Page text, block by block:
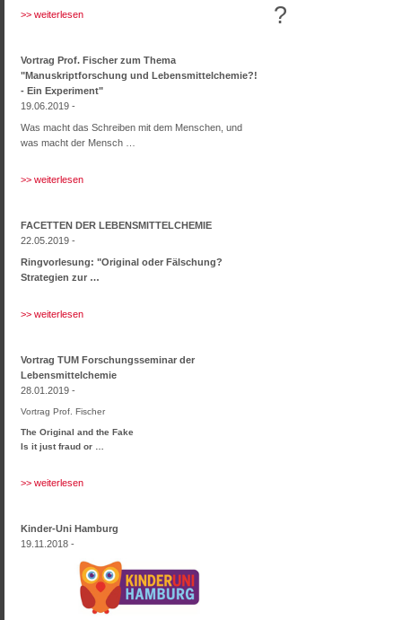
>> weiterlesen
Vortrag Prof. Fischer zum Thema
"Manuskriptforschung und Lebensmittelchemie?!
- Ein Experiment"
19.06.2019 -
Was macht das Schreiben mit dem Menschen, und
was macht der Mensch …
>> weiterlesen
FACETTEN DER LEBENSMITTELCHEMIE
22.05.2019 -
Ringvorlesung: "Original oder Fälschung?
Strategien zur …
>> weiterlesen
Vortrag TUM Forschungsseminar der
Lebensmittelchemie
28.01.2019 -
Vortrag Prof. Fischer
The Original and the Fake
Is it just fraud or …
>> weiterlesen
Kinder-Uni Hamburg
19.11.2018 -
?